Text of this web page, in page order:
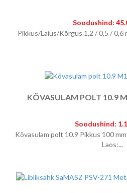
Soodushind:
Pikkus/Laius/Kõrgus 1,2 / 0,5 / 0,6
KÕVASULAM POLT 10.9
Soodushind:
Kõvasulam polt 10.9 Pikkus 100
Laos:...